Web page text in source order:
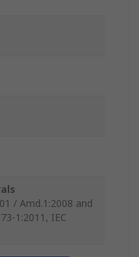
/ Amd.1:2008 and
1:2011, IEC